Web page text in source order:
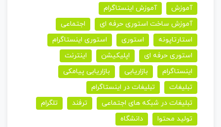
آموزش
آموزش اینستاگرام
آموزش ساخت استوری حرفه ای
اجتماعی
استارتاپونه
استوری
استوری اینستاگرام
استوری حرفه ای
اپلیکیشن
اینترنت
اینستاگرام
بازاریابی
بازاریابی پیامکی
تبلیغات
تبلیغات در اینستاگرام
تبلیغات در شبکه های اجتماعی
ترفند
تلگرام
تولید محتوا
دانشگاه